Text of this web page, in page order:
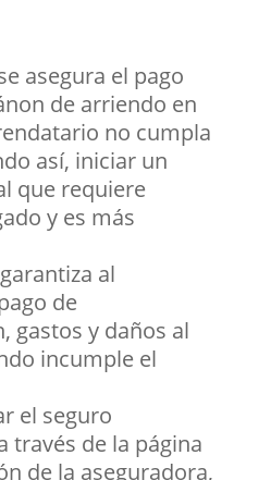
asegura el pago
de arriendo en
no cumpla
así, iniciar un
que requiere
y es más
al
de
gastos y daños al
incumple el
el seguro
través de la página
de la aseguradora,